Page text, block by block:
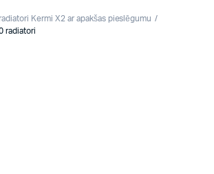
Kermi X2 ar apakšas pieslēgumu
radiatori